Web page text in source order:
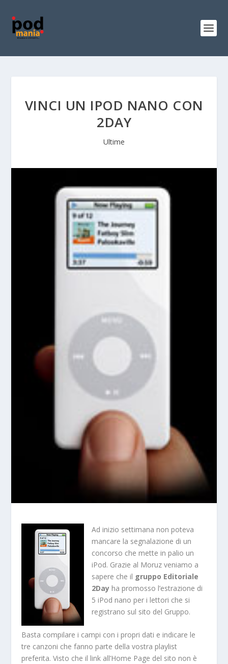
VINCI UN IPOD NANO CON
2DAY
Ultime
Ad inizio settimana non poteva
mancare la segnalazione di un
concorso che mette in palio un
iPod. Grazie al Moruz veniamo a
sapere che il gruppo Editoriale
2Day ha promosso l’estrazione di
5 iPod nano per i lettori che si
registrano sul sito del Gruppo.
Basta compilare i campi con i propri dati e indicare le
tre canzoni che fanno parte della vostra playlist
preferita. Visto che il link all’Home Page del sito non è